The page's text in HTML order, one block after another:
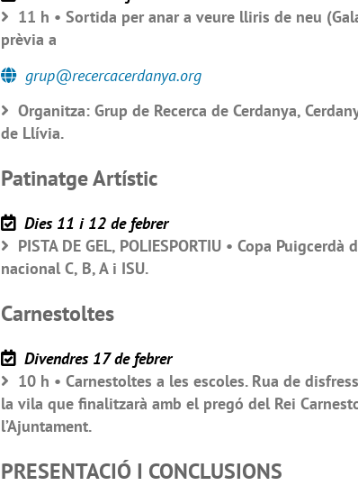
11 h • Sortida per anar a veure lliris de neu
prèvia a
grup@recercacerdanya.org
Organitza: Grup de Recerca de Cerdanya,
de Llívia.
Patinatge Artístic
Dies 11 i 12 de febrer
PISTA DE GEL, POLIESPORTIU • Copa
nacional C, B, A i ISU.
Carnestoltes
Divendres 17 de febrer
10 h • Carnestoltes a les escoles. Rua de
la vila que finalitzarà amb el pregó del Rei
l’Ajuntament.
PRESENTACIÓ I CONCLUSIONS